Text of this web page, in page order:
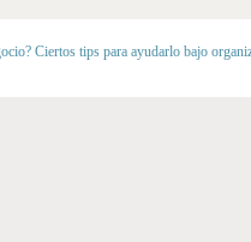
Ciertos tips para ayudarlo bajo